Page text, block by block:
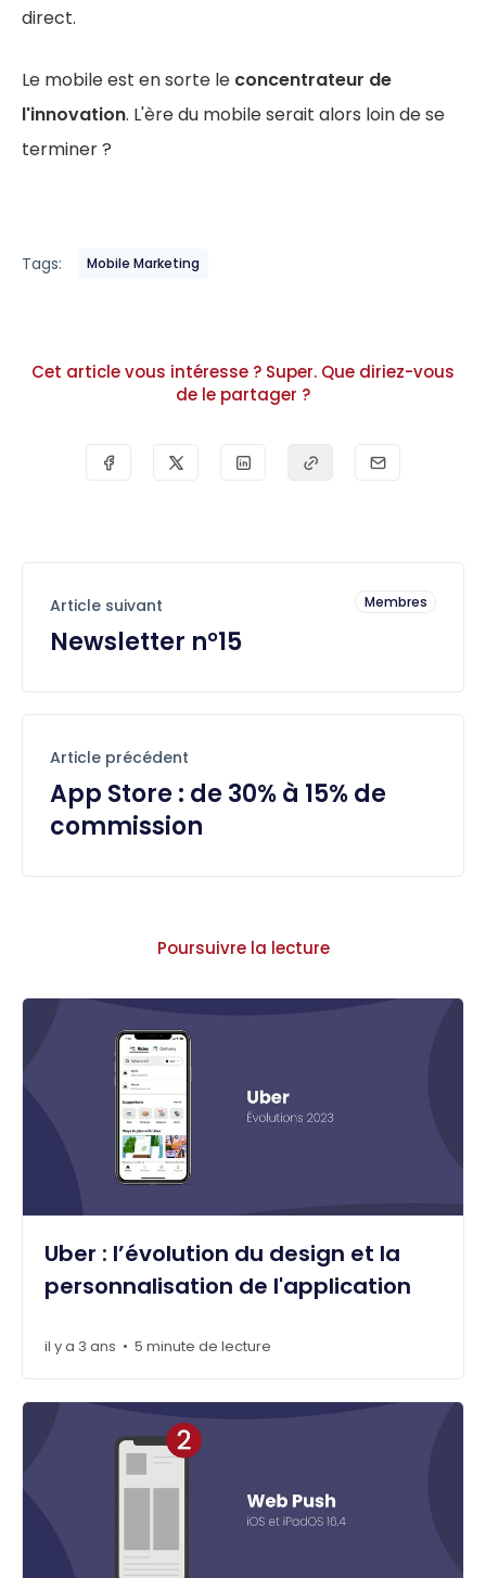
direct.
Le mobile est en sorte le concentrateur de
l'innovation. L'ère du mobile serait alors loin de se
terminer ?
Tags: Mobile Marketing
Cet article vous intéresse ? Super. Que diriez-vous
de le partager ?
Membres
Article suivant
Newsletter n°15
Article précédent
App Store : de 30% à 15% de
commission
Poursuivre la lecture
Uber : l’évolution du design et la
personnalisation de l'application
il y a 3 ans • 5 minute de lecture